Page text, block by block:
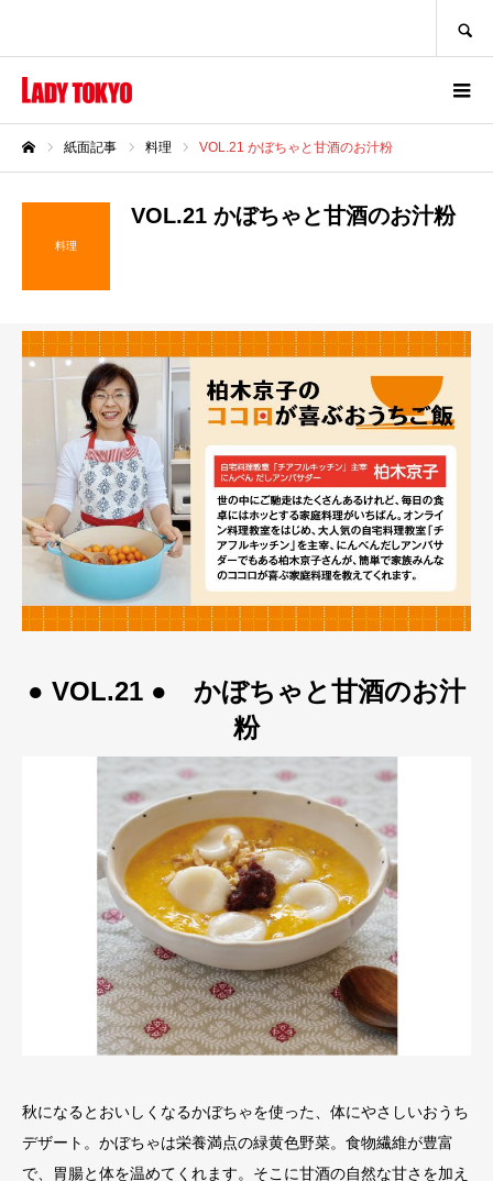
紙面記事 料理 VOL.21 かぼちゃと甘酒のお汁粉
料理
VOL.21 かぼちゃと甘酒のお汁粉
● VOL.21 ● かぼちゃと甘酒のお汁
粉
秋になるとおいしくなるかぼちゃを使った、体にやさしいおうち
デザート。かぼちゃは栄養満点の緑黄色野菜。食物繊維が豊富
で、胃腸と体を温めてくれます。そこに甘酒の自然な甘さを加え